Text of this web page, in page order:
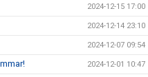
2024-12-15 17:00
2024-12-14 23:10
2024-12-07 09:54
2024-12-01 10:47